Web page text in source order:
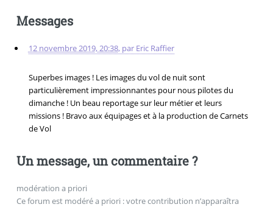
Messages
12 novembre 2019, 20:38, par Eric Raffier
Superbes images ! Les images du vol de nuit sont
particulièrement impressionnantes pour nous pilotes du
dimanche ! Un beau reportage sur leur métier et leurs
missions ! Bravo aux équipages et à la production de Carnets
de Vol
Un message, un commentaire ?
modération a priori
Ce forum est modéré a priori : votre contribution n’apparaîtra